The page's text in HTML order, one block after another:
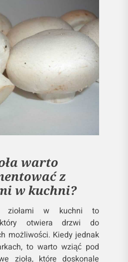
warto
z
w kuchni?
z ziołami w kuchni to
otwiera drzwi do
możliwości. Kiedy jednak
to warto wziąć pod
zioła, które doskonale